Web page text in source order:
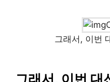
그래서, 이번
그래서, 이번 대